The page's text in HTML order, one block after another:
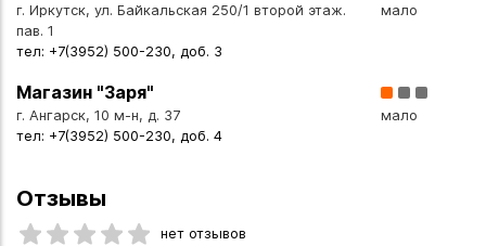
г. Иркутск, ул. Байкальская 250/1 второй этаж.
пав. 1
тел: +7(3952) 500-230, доб. 3
мало
Магазин "Заря"
г. Ангарск, 10 м-н, д. 37
тел: +7(3952) 500-230, доб. 4
мало
Отзывы
нет отзывов